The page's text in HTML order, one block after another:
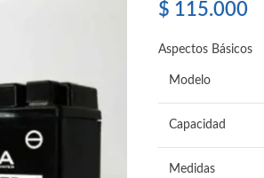
$ 115.000
Aspectos Básicos
Modelo
Capacidad
Medidas